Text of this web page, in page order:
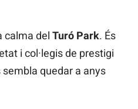
calma del Turó Park. És
i col·legis de prestigi
quedar a anys